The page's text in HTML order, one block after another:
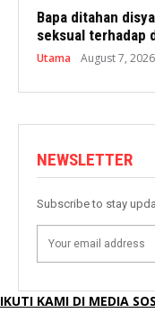
Bapa ditahan
seksual terhadap
Utama August 7, 2026
NEWSLETTER
Subscribe to stay
IKUTI KAMI DI MEDIA